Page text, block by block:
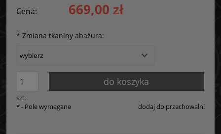
Cena:
669,00 zł
* Zmiana tkaniny abażura:
szt.
do koszyka
dodaj do przechowalni
*- Pole wymagane